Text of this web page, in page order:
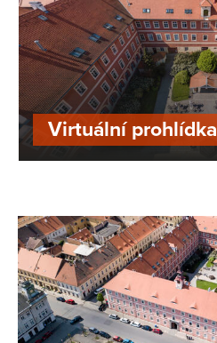
Virtuální prohlídka